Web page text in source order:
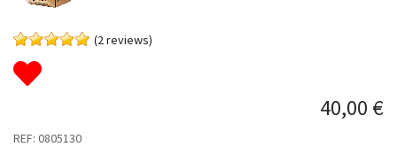
(2 reviews)
40,00 €
REF: 0805130